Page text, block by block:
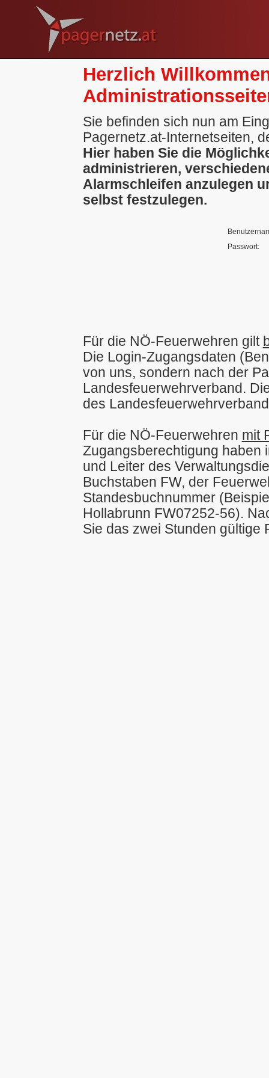
Herzlich
Sie befinden sich nun am
Pagernetz.at-Internetseiten,
Hier haben Sie die
administrieren,
Alarmschleifen anzulegen
selbst festzulegen.
Passwort:
Für die NÖ-Feuerwehren gilt
Die Login-Zugangsdaten
von uns, sondern nach der
Landesfeuerwehrverband.
des
Für die NÖ-Feuerwehren mit
Zugangsberechtigung haben
und Leiter des
Buchstaben FW, der
Standesbuchnummer
Hollabrunn FW07252-56).
Sie das zwei Stunden gültige